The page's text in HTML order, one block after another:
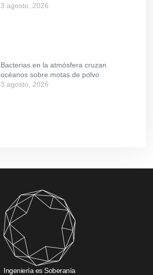
3 agosto, 2026
Bacterias en la atmósfera cruzan
océanos sobre motas de polvo
3 agosto, 2026
Ingeniería es Soberanía